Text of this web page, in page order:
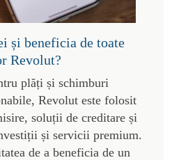
și beneficia de toate
Revolut?
plăți și schimburi
Revolut este folosit
soluții de creditare și
și servicii premium.
de a beneficia de un